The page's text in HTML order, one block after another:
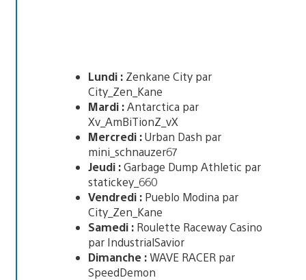
Lundi : Zenkane City par
City_Zen_Kane
Mardi :Antarctica par
Xv_AmBiTionZ_vX
Mercredi :Urban Dash par
mini_schnauzer67
Jeudi :Garbage Dump Athletic par
statickey_660
Vendredi : Pueblo Modina par
City_Zen_Kane
Samedi : Roulette Raceway Casino
par IndustrialSavior
Dimanche :WAVE RACER par
SpeedDemon